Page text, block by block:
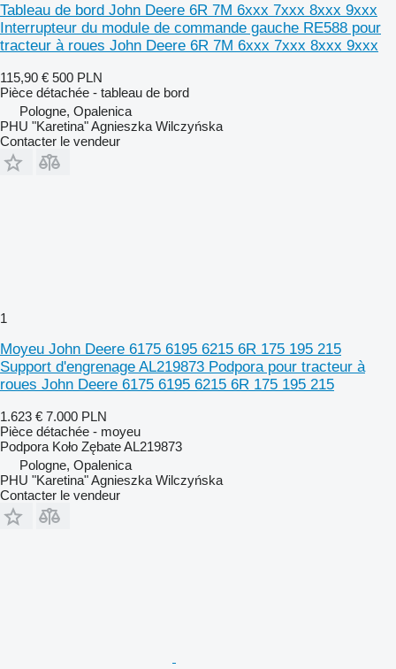
Tableau de bord John Deere 6R 7M 6xxx 7xxx 8xxx 9xxx
Interrupteur du module de commande gauche RE588 pour
tracteur à roues John Deere 6R 7M 6xxx 7xxx 8xxx 9xxx
115,90 € 500 PLN
Pièce détachée - tableau de bord
Pologne, Opalenica
PHU "Karetina" Agnieszka Wilczyńska
Contacter le vendeur
1
Moyeu John Deere 6175 6195 6215 6R 175 195 215
Support d'engrenage AL219873 Podpora pour tracteur à
roues John Deere 6175 6195 6215 6R 175 195 215
1.623 € 7.000 PLN
Pièce détachée - moyeu
Podpora Koło Zębate AL219873
Pologne, Opalenica
PHU "Karetina" Agnieszka Wilczyńska
Contacter le vendeur